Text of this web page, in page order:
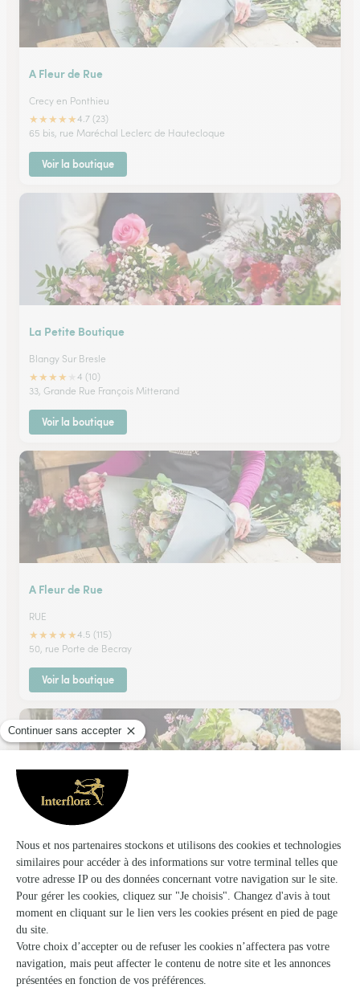
A Fleur de Rue
Crecy en Ponthieu
★★★★★4.7 (23)
65 bis, rue Maréchal Leclerc de Hautecloque
Voir la boutique
La Petite Boutique
Blangy Sur Bresle
★★★★
4 (10)
33, Grande Rue François Mitterand
Voir la boutique
A Fleur de Rue
RUE
★★★★★4.5 (115)
50, rue Porte de Becray
Voir la boutique
Maud et Gauthier
RUE
★ ★★★ ★4 (10)
11, place de Verdun
Voir la boutique